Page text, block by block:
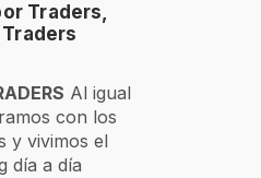
Traders,
Al igual
con los
y vivimos el
día a día